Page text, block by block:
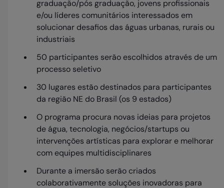
graduação/pós graduação, jovens profissionais
e/ou líderes comunitários interessados em
solucionar desafios das águas urbanas, rurais ou
industriais
50 participantes serão escolhidos através de um
processo seletivo
30 lugares estão destinados para participantes
da região NE do Brasil (os 9 estados)
O programa procura novas ideias para projetos
de água, tecnologia, negócios/startups ou
intervenções artísticas para explorar e melhorar
com equipes multidisciplinares
Durante a imersão serão criados
colaborativamente soluções inovadoras para